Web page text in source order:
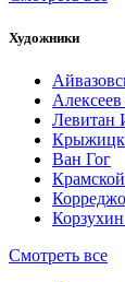
Художники
Левитан
Ван Гог
Смотреть все